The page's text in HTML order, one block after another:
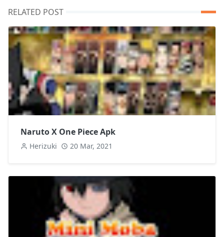
RELATED POST
Naruto X One Piece Apk
Herizuki 20 Mar, 2021